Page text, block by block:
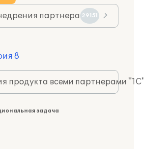
партнера 29151
8
продукта всеми партнерами
задача